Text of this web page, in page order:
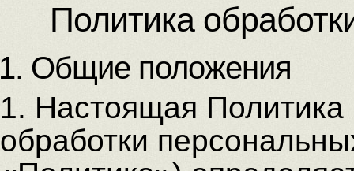
Политика
Общие положения
1. Настоящая
обработки